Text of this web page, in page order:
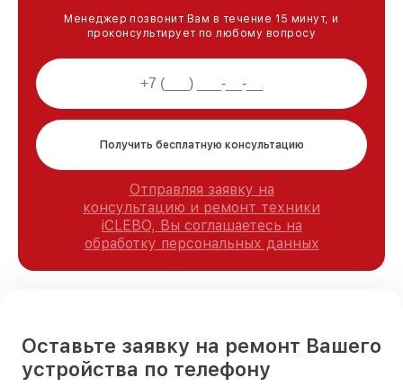
Менеджер позвонит Вам в течение 15 минут, и
проконсультирует по любому вопросу
Получить бесплатную консультацию
Отправляя заявку на
консультацию и ремонт техники
iCLEBO, Вы соглашаетесь на
обработку персональных данных
Оставьте заявку на ремонт Вашего
устройства по телефону